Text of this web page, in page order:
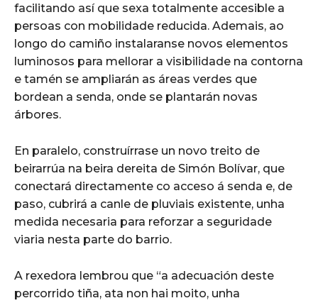
facilitando así que sexa totalmente accesible a
persoas con mobilidade reducida. Ademais, ao
longo do camiño instalaranse novos elementos
luminosos para mellorar a visibilidade na contorna
e tamén se ampliarán as áreas verdes que
bordean a senda, onde se plantarán novas
árbores.
En paralelo, construírrase un novo treito de
beirarrúa na beira dereita de Simón Bolívar, que
conectará directamente co acceso á senda e, de
paso, cubrirá a canle de pluviais existente, unha
medida necesaria para reforzar a seguridade
viaria nesta parte do barrio.
A rexedora lembrou que “a adecuación deste
percorrido tiña, ata non hai moito, unha